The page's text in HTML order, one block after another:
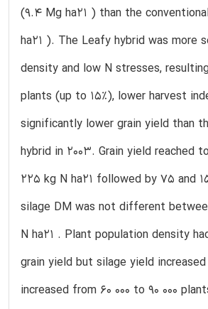
(9.4 Mg ha21 ) than the
ha21 ). The Leafy hybrid was more
density and low N stresses,
plants (up to 15%), lower harvest
significantly lower grain yield than
hybrid in 2003. Grain yield reached
225 kg N ha21 followed by 75 and
silage DM was not different
N ha21 . Plant population density
grain yield but silage yield
increased from 60 000 to 90 000